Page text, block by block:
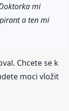
mi
a ten mi
Chcete se k
moci vložit